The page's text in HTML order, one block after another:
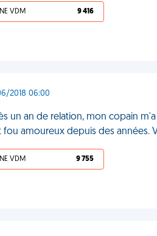
VDM 9 416
2018 06:00
un an de relation, mon copain
fou amoureux depuis des années.
VDM 9 755